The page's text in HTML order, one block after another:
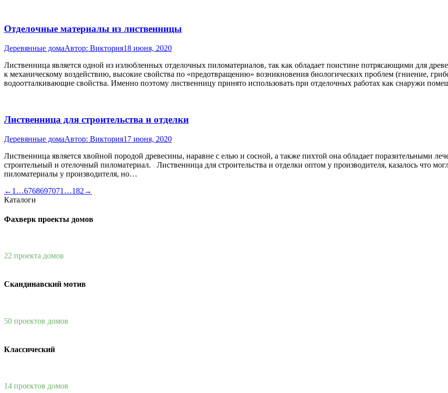
Отделочные материалы из лиственницы
Деревянные домаАвтор: Виктория18 июня, 2020
Лиственница является одной из излюбленных отделочных пиломатериалов, так как обладает поистине потрясающими для
к механическому воздействию, высокие свойства по «предотвращению» возникновения биологических проблем (гниение,
водоотталкивающие свойства. Именно поэтому лиственницу принято использовать при отделочных работах как снаружи
Лиственница для строительства и отделки
Деревянные домаАвтор: Виктория17 июня, 2020
Лиственница является хвойной породой древесины, наравне с елью и сосной, а также пихтой она обладает поразительными
строительный и отелочный пиломатериал. Лиственница для строительства и отделки оптом у производителя, казалось что
пиломатериалы у производителя, но…
← 1 …6768697071 …182 →
Каталоги
Фахверк проекты домов
22 проекта домов
Скандинавский мотив
50 проектов домов
Классический
14 проектов домов